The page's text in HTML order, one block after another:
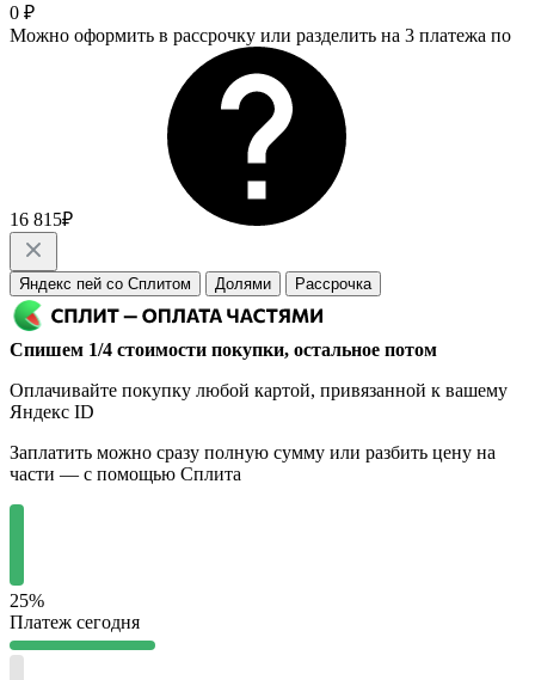
0 ₽
Можно оформить в рассрочку или разделить на 3 платежа по
16 815₽
Яндекс пей со Сплитом Долями Рассрочка
Спишем 1/4 стоимости покупки, остальное потом
Оплачивайте покупку любой картой, привязанной к вашему
Яндекс ID
Заплатить можно сразу полную сумму или разбить цену на
части — с помощью Сплита
25%
Платеж сегодня